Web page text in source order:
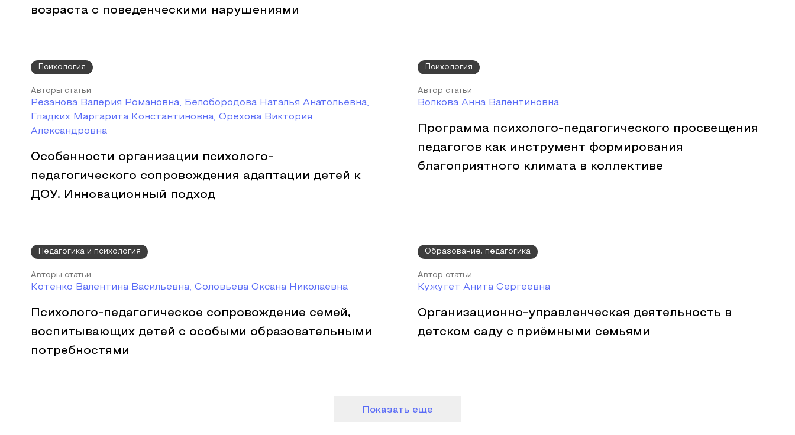
возраста с поведенческими нарушениями
Психология
Авторы статьи
Резанова Валерия Романовна, Белобородова Наталья Анатольевна,
Гладких Маргарита Константиновна, Орехова Виктория
Александровна
Особенности организации психолого-
педагогического сопровождения адаптации детей к
ДОУ. Инновационный подход
Психология
Автор статьи
Волкова Анна Валентиновна
Программа психолого-педагогического просвещения
педагогов как инструмент формирования
благоприятного климата в коллективе
Педагогика и психология
Авторы статьи
Котенко Валентина Васильевна, Соловьева Оксана Николаевна
Психолого-педагогическое сопровождение семей,
воспитывающих детей с особыми образовательными
потребностями
Образование, педагогика
Автор статьи
Кужугет Анита Сергеевна
Организационно-управленческая деятельность в
детском саду с приёмными семьями
Показать еще